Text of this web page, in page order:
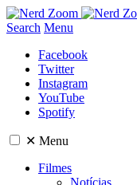
Search Menu
Facebook
Twitter
Instagram
YouTube
Spotify
✕ Menu
Filmes
Notícias